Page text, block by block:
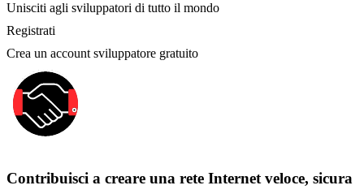
Unisciti agli sviluppatori di tutto il mondo
Registrati
Crea un account sviluppatore gratuito
Contribuisci a creare una rete Internet veloce, sicura